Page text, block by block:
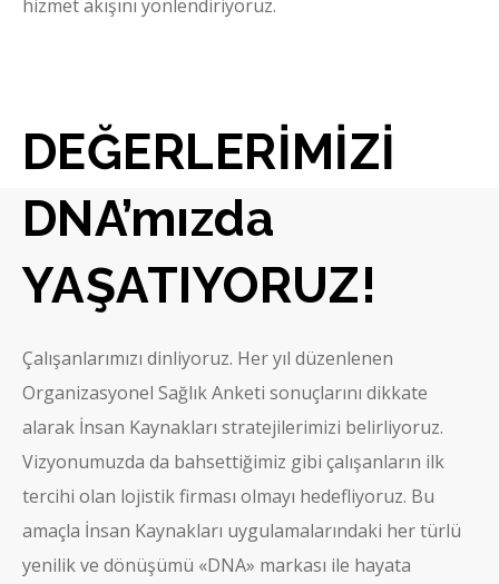
hizmet akışını yönlendiriyoruz.
DEĞERLERİMİZİ
DNA’mızda
YAŞATIYORUZ!
Çalışanlarımızı dinliyoruz. Her yıl düzenlenen
Organizasyonel Sağlık Anketi sonuçlarını dikkate
alarak İnsan Kaynakları stratejilerimizi belirliyoruz.
Vizyonumuzda da bahsettiğimiz gibi çalışanların ilk
tercihi olan lojistik firması olmayı hedefliyoruz. Bu
amaçla İnsan Kaynakları uygulamalarındaki her türlü
yenilik ve dönüşümü «DNA» markası ile hayata